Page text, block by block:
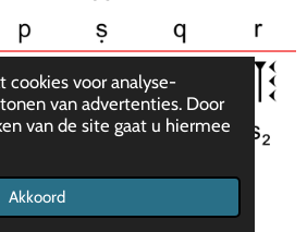
cookies voor analyse-
van advertenties. Door
van de site gaat u hiermee
Akkoord